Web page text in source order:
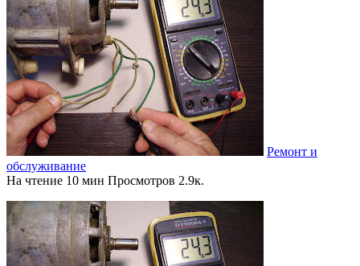
Ремонт и
обслуживание
На чтение 10 мин Просмотров 2.9к.